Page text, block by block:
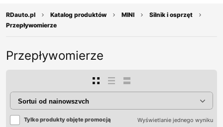
RDauto.pl Katalog produktów MINI
Silnik i osprzęt
Przepływomierze
Przepływomierze
Tylko produkty objęte promocją Wyświetlanie jednego wyniku